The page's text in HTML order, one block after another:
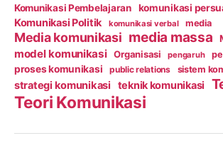
Komunikasi Pembelajaran komunikasi
Komunikasi Politik komunikasi verbal media
Media komunikasi media massa
model komunikasi Organisasi pengaruh
proses komunikasi public relations sistem
strategi komunikasi teknik komunikasi
Teori Komunikasi